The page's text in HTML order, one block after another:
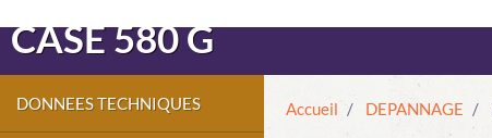
CASE 580 G
DONNEES TECHNIQUES Accueil DEPANNAGE